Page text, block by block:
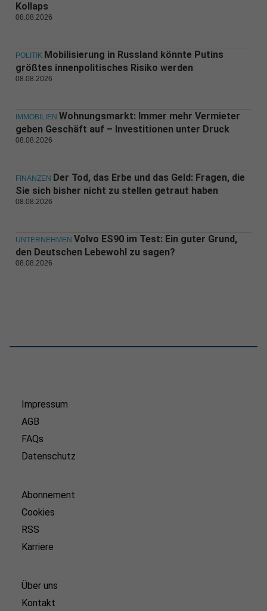
Kollaps
08.08.2026
POLITIK Mobilisierung in Russland könnte Putins
größtes innenpolitisches Risiko werden
08.08.2026
IMMOBILIEN Wohnungsmarkt: Immer mehr Vermieter
geben Geschäft auf – Investitionen unter Druck
08.08.2026
FINANZEN Der Tod, das Erbe und das Geld: Fragen, die
Sie sich bisher nicht zu stellen getraut haben
08.08.2026
UNTERNEHMEN Volvo ES90 im Test: Ein guter Grund,
den Deutschen Lebewohl zu sagen?
08.08.2026
Impressum
AGB
FAQs
Datenschutz
Abonnement
Cookies
RSS
Karriere
Über uns
Kontakt